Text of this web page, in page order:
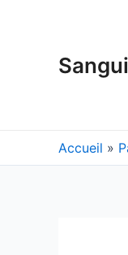
Accueil